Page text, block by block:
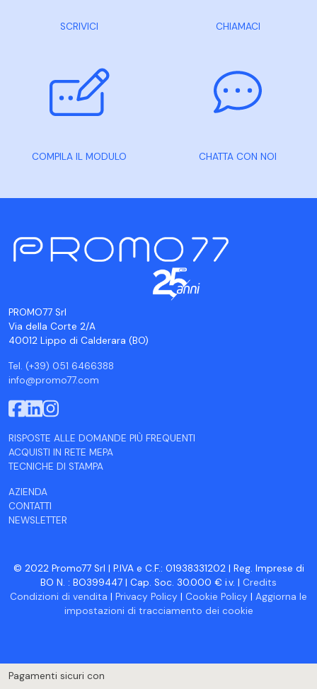
SCRIVICI CHIAMACI
COMPILA IL MODULO CHATTA CON NOI
PROMO77 Srl
Via della Corte 2/A
40012 Lippo di Calderara (BO)
Tel. (+39) 051 6466388
info@promo77.com
RISPOSTE ALLE DOMANDE PIÙ FREQUENTI
ACQUISTI IN RETE MEPA
TECNICHE DI STAMPA
AZIENDA
CONTATTI
NEWSLETTER
© 2022 Promo77 Srl | P.IVA e C.F.: 01938331202 | Reg. Imprese di
BO N. : BO399447 | Cap. Soc. 30.000 € i.v. | Credits
Condizioni di vendita | Privacy Policy | Cookie Policy | Aggiorna le
impostazioni di tracciamento dei cookie
Pagamenti sicuri con